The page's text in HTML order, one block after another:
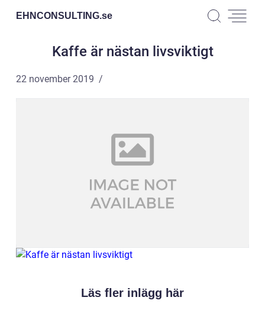
EHNCONSULTING.se
Kaffe är nästan livsviktigt
22 november 2019
Läs fler inlägg här